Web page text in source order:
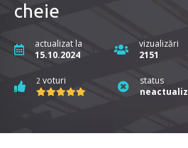
cheie
actualizat la
15.10.2024
vizualizări
2151
2 voturi
status